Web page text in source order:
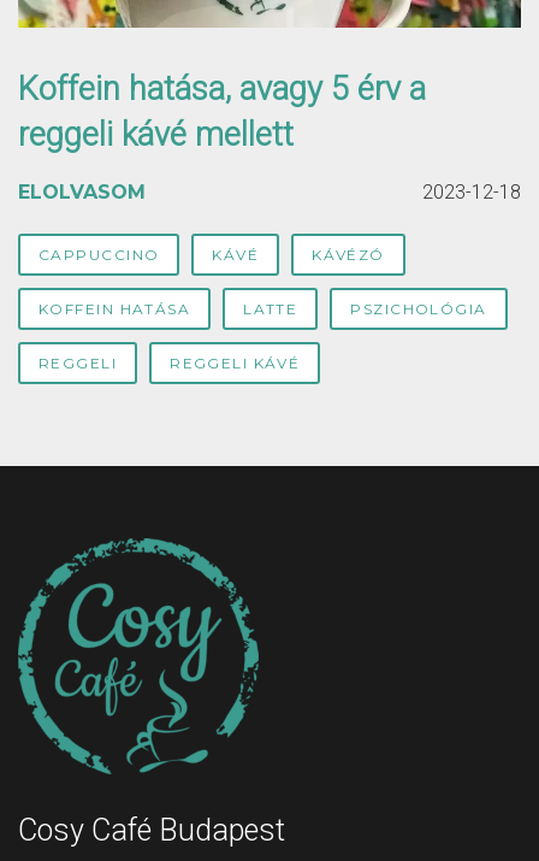
Koffein hatása, avagy 5 érv a
reggeli kávé mellett
ELOLVASOM 2023-12-18
CAPPUCCINO KÁVÉ KÁVÉZÓ
KOFFEIN HATÁSA LATTE PSZICHOLÓGIA
REGGELI REGGELI KÁVÉ
Cosy Café Budapest